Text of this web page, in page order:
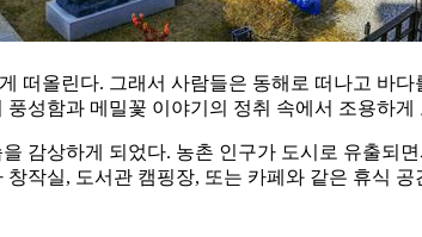
떠올린다. 그래서 사람들은 동해로 떠나고 바
성함과 메밀꽃 이야기의 정취 속에서 조용하
감상하게 되었다. 농촌 인구가 도시로 유출되
작실, 도서관 캠핑장, 또는 카페와 같은 휴식